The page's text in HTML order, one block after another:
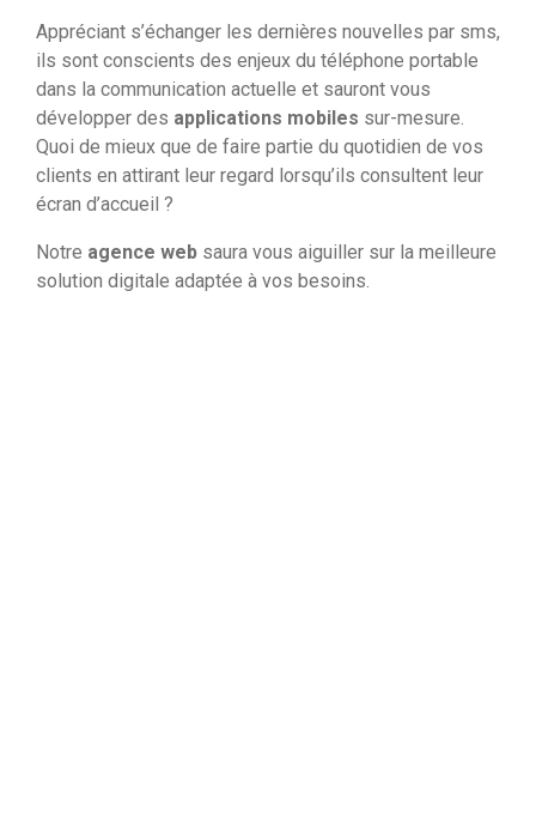
Appréciant s’échanger les dernières nouvelles par sms,
ils sont conscients des enjeux du téléphone portable
dans la communication actuelle et sauront vous
développer des applications mobiles sur-mesure.
Quoi de mieux que de faire partie du quotidien de vos
clients en attirant leur regard lorsqu’ils consultent leur
écran d’accueil ?
Notre agence web saura vous aiguiller sur la meilleure
solution digitale adaptée à vos besoins.